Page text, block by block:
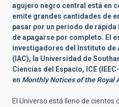
agujero negro central está en
emite grandes cantidades de
pasar por un periodo de
de apagarse por completo. El
investigadores del Instituto de
(IAC), la Universidad de
Ciencias del Espacio, ICE
en Monthly Notices of the Royal
El Universo está lleno de cientos